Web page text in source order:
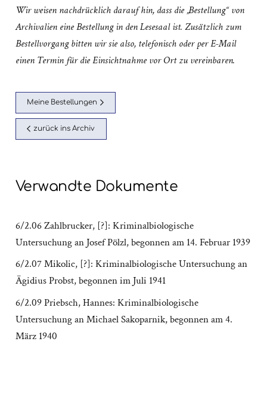
Wir weisen nachdrücklich darauf hin, dass die „Bestellung“ von
Archivalien eine Bestellung in den Lesesaal ist. Zusätzlich zum
Bestellvorgang bitten wir sie also, telefonisch oder per E-Mail
einen Termin für die Einsichtnahme vor Ort zu vereinbaren.
Meine Bestellungen
zurück ins Archiv
Verwandte Dokumente
6/2.06 Zahlbrucker, [?]: Kriminalbiologische
Untersuchung an Josef Pölzl, begonnen am 14. Februar 1939
6/2.07 Mikolic, [?]: Kriminalbiologische Untersuchung an
Ägidius Probst, begonnen im Juli 1941
6/2.09 Priebsch, Hannes: Kriminalbiologische
Untersuchung an Michael Sakoparnik, begonnen am 4.
März 1940